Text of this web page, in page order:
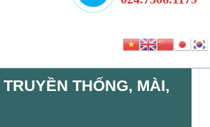
THAO TÁC MÁY TIỆN
THỐNG, MÀI,